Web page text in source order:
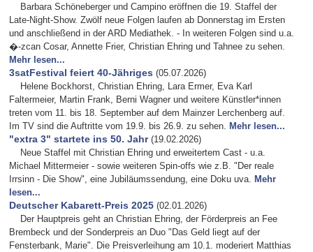
Barbara Schöneberger und Campino eröffnen die 19. Staffel der
Late-Night-Show. Zwölf neue Folgen laufen ab Donnerstag im Ersten
und anschließend in der ARD Mediathek. - In weiteren Folgen sind u.a.
�-zcan Cosar, Annette Frier, Christian Ehring und Tahnee zu sehen.
Mehr lesen...
3satFestival feiert 40-Jähriges (05.07.2026)
Helene Bockhorst, Christian Ehring, Lara Ermer, Eva Karl
Faltermeier, Martin Frank, Berni Wagner und weitere Künstler*innen
treten vom 11. bis 18. September auf dem Mainzer Lerchenberg auf.
Im TV sind die Auftritte vom 19.9. bis 26.9. zu sehen. Mehr lesen...
"extra 3" startete ins 50. Jahr (19.02.2026)
Neue Staffel mit Christian Ehring und erweitertem Cast - u.a.
Michael Mittermeier - sowie weiteren Spin-offs wie z.B. "Der reale
Irrsinn - Die Show", eine Jubiläumssendung, eine Doku uva. Mehr
lesen...
Deutscher Kabarett-Preis 2025 (02.01.2026)
Der Hauptpreis geht an Christian Ehring, der Förderpreis an Fee
Brembeck und der Sonderpreis an Duo "Das Geld liegt auf der
Fensterbank, Marie". Die Preisverleihung am 10.1. moderiert Matthias